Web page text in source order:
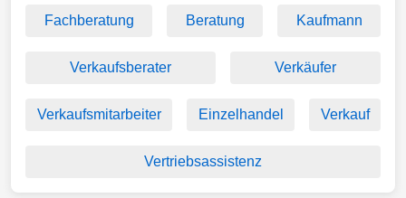
Fachberatung Beratung Kaufmann
Verkaufsberater Verkäufer
Verkaufsmitarbeiter Einzelhandel Verkauf
Vertriebsassistenz